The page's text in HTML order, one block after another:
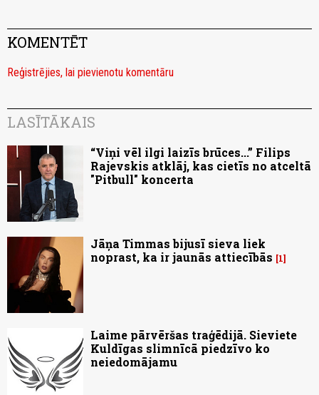
KOMENTĒT
Reģistrējies, lai pievienotu komentāru
LASĪTĀKAIS
“Viņi vēl ilgi laizīs brūces...” Filips
Rajevskis atklāj, kas cietīs no atceltā
"Pitbull" koncerta
Jāņa Timmas bijusī sieva liek
noprast, ka ir jaunās attiecībās
1
Laime pārvēršas traģēdijā. Sieviete
Kuldīgas slimnīcā piedzīvo ko
neiedomājamu